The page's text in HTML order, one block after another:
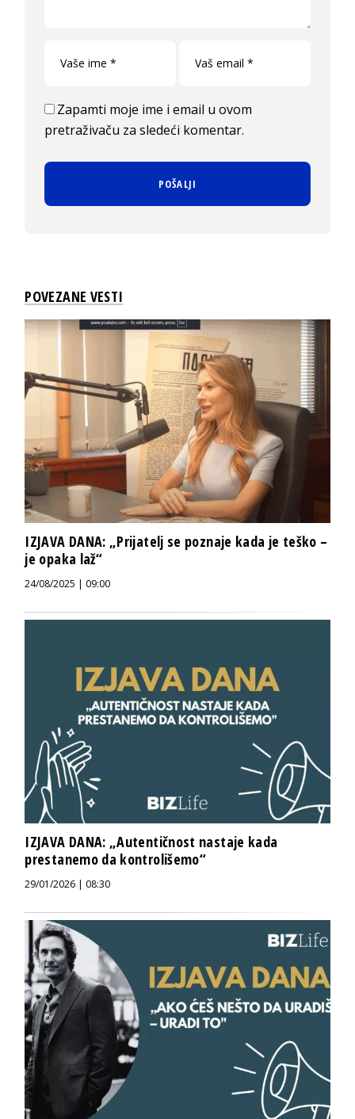
Zapamti moje ime i email u ovom
pretraživaču za sledeći komentar.
POVEZANE VESTI
IZJAVA DANA: „Prijatelj se poznaje kada je teško –
je opaka laž“
24/08/2025 | 09:00
IZJAVA DANA: „Autentičnost nastaje kada
prestanemo da kontrolišemo“
29/01/2026 | 08:30